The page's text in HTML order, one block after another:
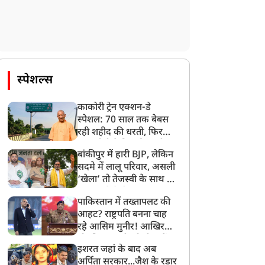
स्पेशल्स
काकोरी ट्रेन एक्शन-डे
स्पेशल: 70 साल तक बेबस
रही शहीद की धरती, फिर
पीढ़ियों का दर्द
बांकीपुर में हारी BJP, लेकिन
सदमे में लालू परिवार, असली
‘खेला’ तो तेजस्वी के साथ हो
पाकिस्तान में तख्तापलट की
आहट? राष्ट्रपति बनना चाह
रहे आसिम मुनीर! आखिर
बनाया मोहरा?
इशरत जहां के बाद अब
अर्पिता सरकार...जैश के रडार